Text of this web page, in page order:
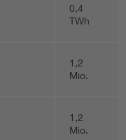
0,4
TWh
1,2
Mio.
1,2
Mio.